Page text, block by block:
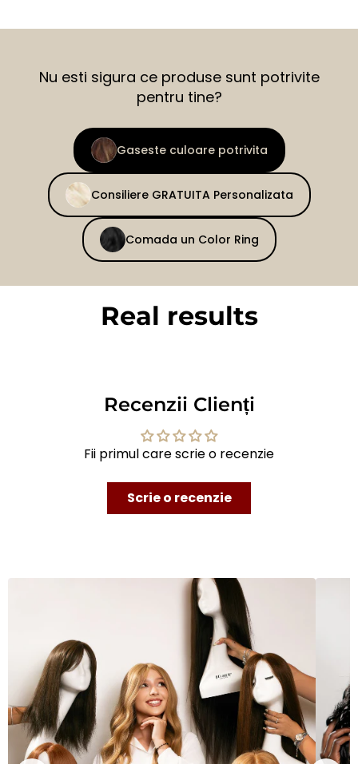
Nu esti sigura ce produse sunt potrivite
pentru tine?
Gaseste culoare potrivita
Consiliere GRATUITA Personalizata
Comada un Color Ring
Real results
Recenzii Clienți
Fii primul care scrie o recenzie
Scrie o recenzie